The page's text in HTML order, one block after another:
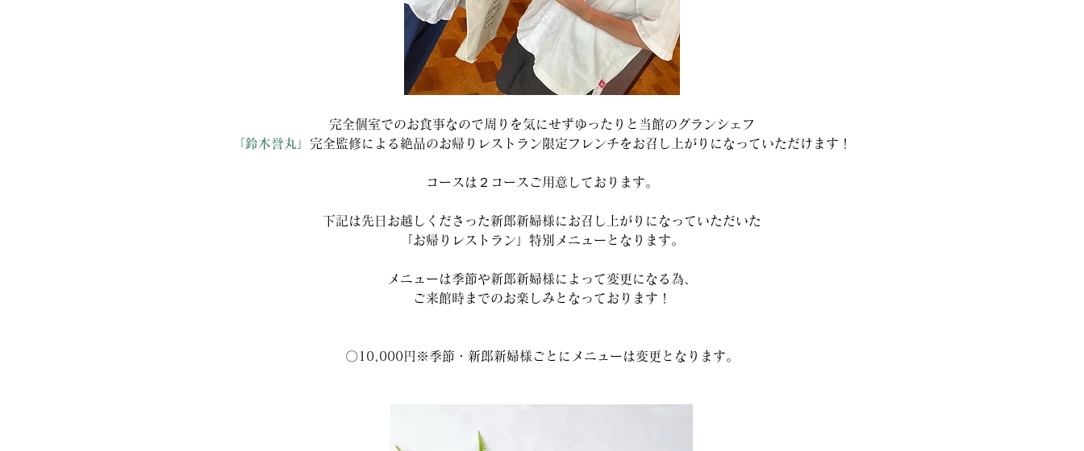
完全個室でのお食事なので周りを気にせずゆったりと当館のグランシェフ
「鈴木誉丸」 完全監修による絶品のお帰りレストラン限定フレンチをお召し上がりになっていただけます！
コースは２コースご用意しております。
下記は先日お越しくださった新郎新婦様にお召し上がりになっていただいた
「お帰りレストラン」特別メニューとなります。
メニューは季節や新郎新婦様によって変更になる為、
ご来館時までのお楽しみとなっております！
〇10,000円※季節・新郎新婦様ごとにメニューは変更となります。